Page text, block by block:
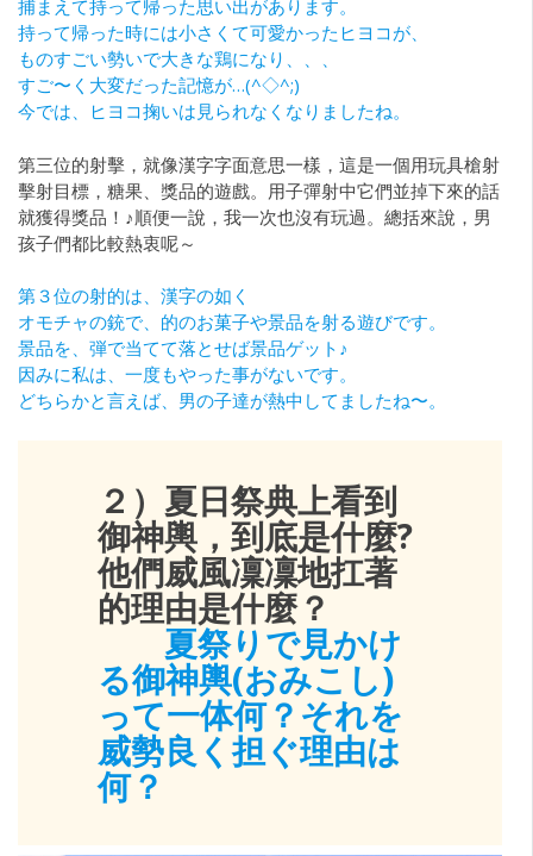
捕まえて持って帰った思い出があります。
持って帰った時には小さくて可愛かったヒヨコが、
ものすごい勢いで大きな鶏になり、、、
すご〜く大変だった記憶が…(^◇^;)
今では、ヒヨコ掬いは見られなくなりましたね。
第三位的射擊，就像漢字字面意思一樣，這是一個用玩具槍射
擊射目標，糖果、獎品的遊戲。用子彈射中它們並掉下來的話
就獲得獎品！♪順便一說，我一次也沒有玩過。總括來說，男
孩子們都比較熱衷呢～
第３位の射的は、漢字の如く
オモチャの銃で、的のお菓子や景品を射る遊びです。
景品を、弾で当てて落とせば景品ゲット♪
因みに私は、一度もやった事がないです。
どちらかと言えば、男の子達が熱中してましたね〜。
２）夏日祭典上看到
御神輿，到底是什麼?
他們威風凜凜地扛著
的理由是什麼？
夏祭りで見かけ
る御神輿(おみこし)
って一体何？それを
威勢良く担ぐ理由は
何？